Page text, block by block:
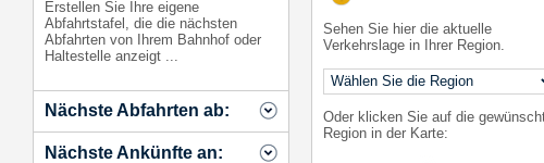
Erstellen Sie Ihre eigene
Abfahrtstafel, die die nächsten
Abfahrten von Ihrem Bahnhof oder
Haltestelle anzeigt ...
Nächste Abfahrten ab:
Nächste Ankünfte an:
Sehen Sie hier die aktuelle
Verkehrslage in Ihrer Region.
Oder klicken Sie auf die
Region in der Karte: